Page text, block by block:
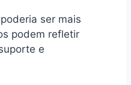
ser mais
podem refletir
e